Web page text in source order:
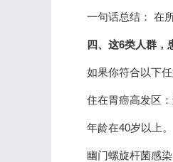
一句话总结： 在
四、这6类人群，
如果你符合以下
住在胃癌高发区
年龄在40岁以上。
幽门螺旋杆菌感